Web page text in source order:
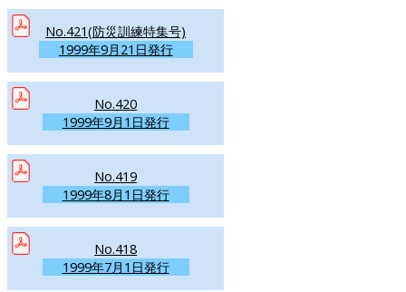
No.421(防災訓練特集号)
1999年9月21日発行
No.420
1999年9月1日発行
No.419
1999年8月1日発行
No.418
1999年7月1日発行